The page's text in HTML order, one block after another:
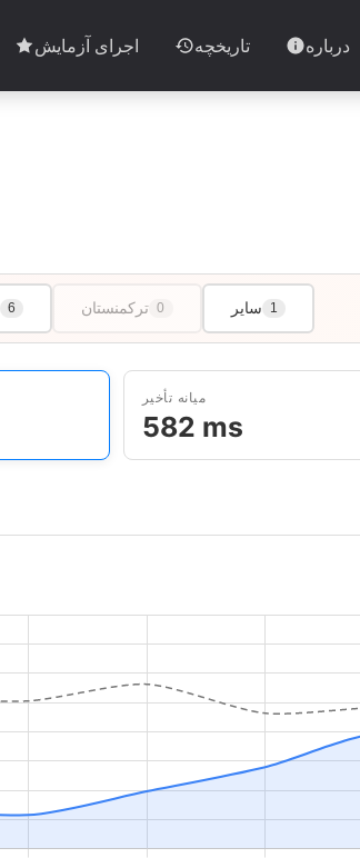
اجرای آزمایش تاریخچه درباره
6 ترکمنستان 0 سایر 1
میانه تأخیر
582 ms